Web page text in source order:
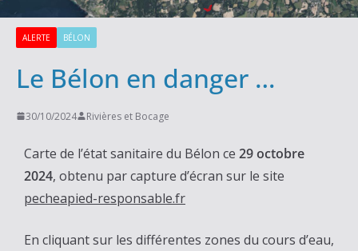
ALERTE BÉLON
Le Bélon en danger …
30/10/2024 Rivières et Bocage
Carte de l’état sanitaire du Bélon ce 29 octobre
2024, obtenu par capture d’écran sur le site
pecheapied-responsable.fr
En cliquant sur les différentes zones du cours d’eau,